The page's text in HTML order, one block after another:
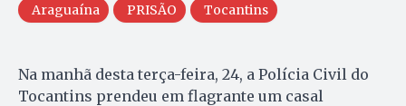
Araguaína PRISÃO Tocantins
Na manhã desta terça-feira, 24, a Polícia Civil do
Tocantins prendeu em flagrante um casal